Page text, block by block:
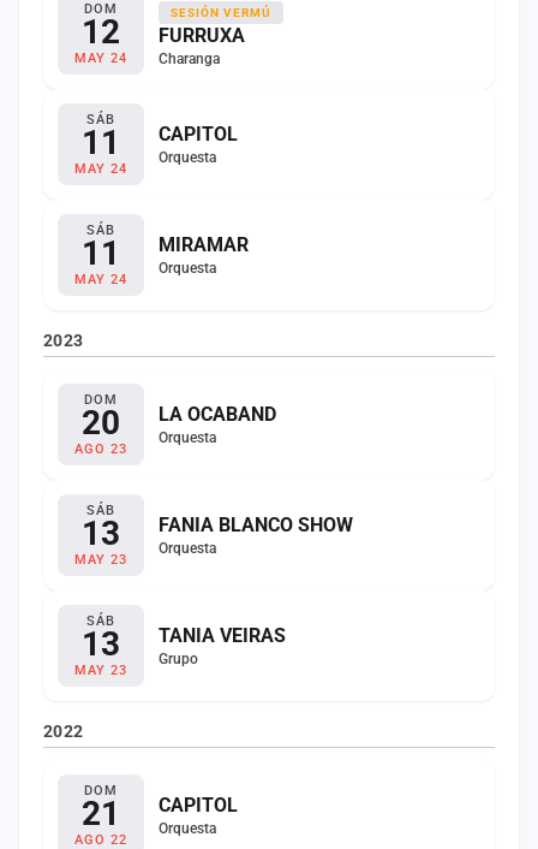
DOM
12
MAY 24
SESIÓN VERMÚ
FURRUXA
Charanga
SÁB
11
MAY 24
CAPITOL
Orquesta
SÁB
11
MAY 24
MIRAMAR
Orquesta
2023
DOM
20
AGO 23
LA OCABAND
Orquesta
SÁB
13
MAY 23
FANIA BLANCO SHOW
Orquesta
SÁB
13
MAY 23
TANIA VEIRAS
Grupo
2022
DOM
21
AGO 22
CAPITOL
Orquesta